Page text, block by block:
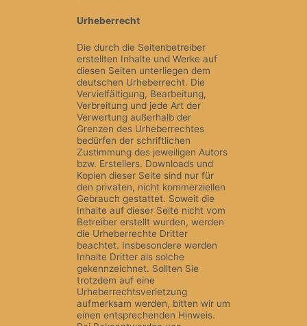
Urheberrecht
Die durch die Seitenbetreiber
erstellten Inhalte und Werke auf
diesen Seiten unterliegen dem
deutschen Urheberrecht. Die
Vervielfältigung, Bearbeitung,
Verbreitung und jede Art der
Verwertung außerhalb der
Grenzen des Urheberrechtes
bedürfen der schriftlichen
Zustimmung des jeweiligen Autors
bzw. Erstellers. Downloads und
Kopien dieser Seite sind nur für
den privaten, nicht kommerziellen
Gebrauch gestattet. Soweit die
Inhalte auf dieser Seite nicht vom
Betreiber erstellt wurden, werden
die Urheberrechte Dritter
beachtet. Insbesondere werden
Inhalte Dritter als solche
gekennzeichnet. Sollten Sie
trotzdem auf eine
Urheberrechtsverletzung
aufmerksam werden, bitten wir um
einen entsprechenden Hinweis.